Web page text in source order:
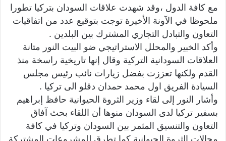
مع كافة الدول ،وقد شهدت علاقات السودان بتركيا تطورا
ملحوظا في الآونة الأخيرة توجت بتوقيع عدد من اتفاقيات
التعاون والتبادل التجاري المشترك بين البلدين .
وأكد الخبير والمحلل الاستراتيجي ضو البيت النور متانة
العلاقات السودانية التركية وقال إنها تاريخية راسخة منذ
القدم ولكنها تعززت بفضل زيارات نائب رئيس مجلس
السيادة الفريق اول محمد حمدان دقلو الى تركيا .
وأشار النور إلى لقاء وزير الثروة الحيوانية حافظ إبراهيم
بسفير تركيا لدى السودان منوها أن اللقاء بحث آفاق
التعاون والتنسيق المثمر بين السودان وتركيا في كافة
مجالات الثروة الحيوانية كما تطرق للمشروعات المشتركة